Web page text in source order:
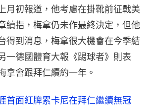
月初報道，他考慮在掛靴前征戰美
續指，梅拿仍未作最終決定，但他
得到消息，梅拿很大機會在今季結
一德國體育大報《踢球者》則表
拿會跟拜仁續約一年。
首面紅牌累卡尼在拜仁繼續無冠